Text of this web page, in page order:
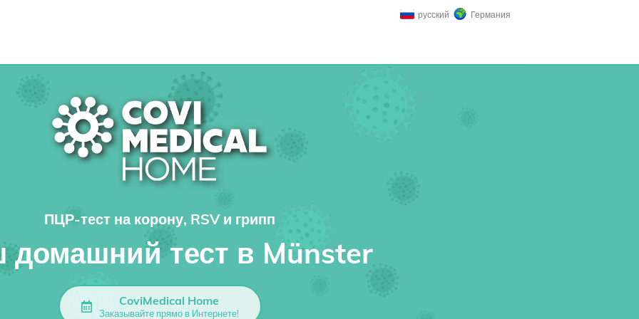
русский Германия
ПЦР-тест на корону, RSV и грипп
тест в Münster
CoviMedical Home
Заказывайте прямо в Интернете!